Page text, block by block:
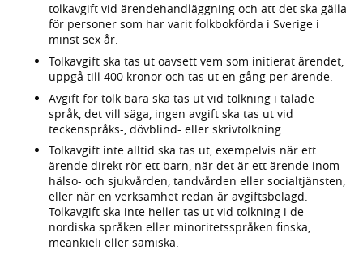
tolkavgift vid ärendehandläggning och att det ska gälla
för personer som har varit folkbokförda i Sverige i
minst sex år.
Tolkavgift ska tas ut oavsett vem som initierat ärendet,
uppgå till 400 kronor och tas ut en gång per ärende.
Avgift för tolk bara ska tas ut vid tolkning i talade
språk, det vill säga, ingen avgift ska tas ut vid
teckenspråks-, dövblind- eller skrivtolkning.
Tolkavgift inte alltid ska tas ut, exempelvis när ett
ärende direkt rör ett barn, när det är ett ärende inom
hälso- och sjukvården, tandvården eller socialtjänsten,
eller när en verksamhet redan är avgiftsbelagd.
Tolkavgift ska inte heller tas ut vid tolkning i de
nordiska språken eller minoritetsspråken finska,
meänkieli eller samiska.